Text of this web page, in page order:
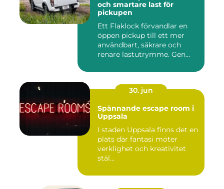
och smartare last för
pickupen
Ett Flaklock förvandlar en
öppen pickup till ett mer
användbart, säkrare och
renare lastutrymme. Gen...
30. jun
Spännande escape room i
Uppsala
I staden Uppsala finns det en
plats där fantasi möter
verklighet och kreativitet
stäl...